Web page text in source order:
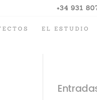
+34 931
EL ESTUDIO